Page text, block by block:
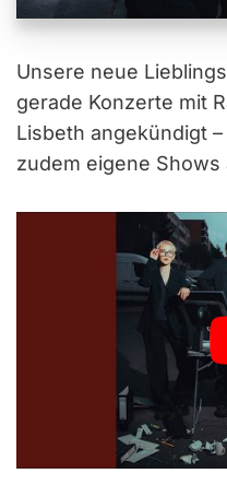
Unsere neue
gerade Konzerte mit
Lisbeth angekündigt
zudem eigene Shows